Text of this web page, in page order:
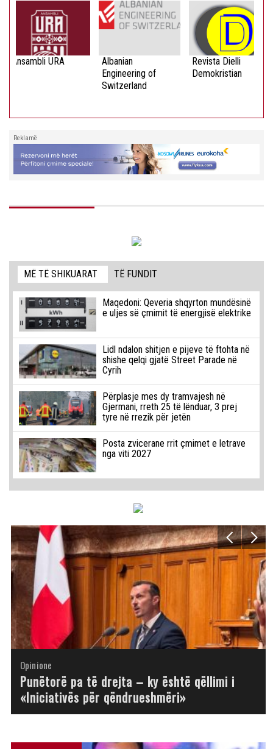
Ansambli URA
Albanian
Engineering of
Switzerland
Revista Dielli
Demokristian
Reklamë
MË TË SHIKUARAT TË FUNDIT
Maqedoni: Qeveria shqyrton mundësinë
e uljes së çmimit të energjisë elektrike
Lidl ndalon shitjen e pijeve të ftohta në
shishe qelqi gjatë Street Parade në
Cyrih
Përplasje mes dy tramvajesh në
Gjermani, rreth 25 të lënduar, 3 prej
tyre në rrezik për jetën
Posta zvicerane rrit çmimet e letrave
nga viti 2027
Opinione
Opinione
Punëtorë pa të drejta – ky është qëllimi i
«Iniciativës për qëndrueshmëri»
Opinione
Opinione
Opinione
Opinione
Opinione
Opinione